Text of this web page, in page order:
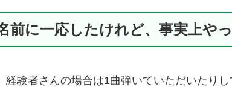
前に一応したけれど、事実上や
経験者さんの場合は1曲弾いていただいたり